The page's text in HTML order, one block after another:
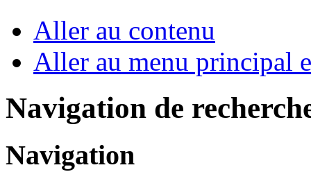
Aller au contenu
Aller au menu principal
Navigation de
Navigation